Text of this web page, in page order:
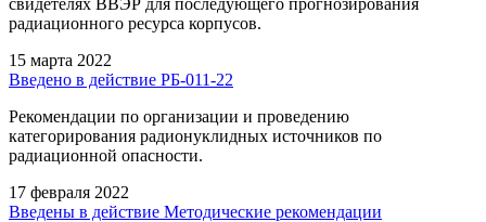
свидетелях ВВЭР для последующего прогнозирования
радиационного ресурса корпусов.
15 марта 2022
Введено в действие РБ-011-22
Рекомендации по организации и проведению
категорирования радионуклидных источников по
радиационной опасности.
17 февраля 2022
Введены в действие Методические рекомендации